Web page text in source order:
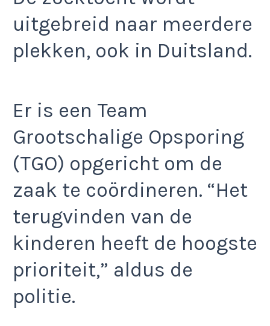
uitgebreid naar meerdere
plekken, ook in Duitsland.
Er is een Team
Grootschalige Opsporing
(TGO) opgericht om de
zaak te coördineren. “Het
terugvinden van de
kinderen heeft de hoogste
prioriteit,” aldus de
politie.